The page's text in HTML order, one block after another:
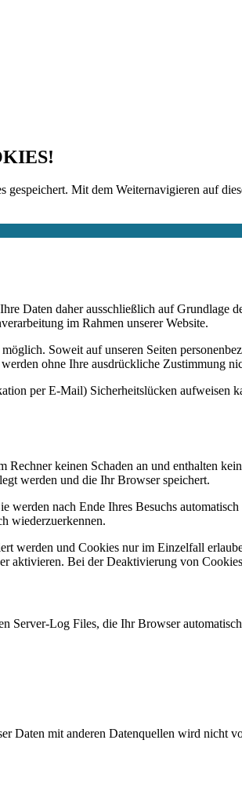
Mit dem Weiternavigieren auf
Daten daher ausschließlich auf
im Rahmen unserer Website.
Soweit auf unseren Seiten
ohne Ihre ausdrückliche Zustimmung
per E-Mail) Sicherheitslücken
keinen Schaden an und enthalten
werden und die Ihr Browser speichert.
werden nach Ende Ihres Besuchs
wiederzuerkennen.
werden und Cookies nur im Einzelfall
aktivieren. Bei der Deaktivierung von
Server-Log Files, die Ihr Browser
Daten mit anderen Datenquellen wird nicht